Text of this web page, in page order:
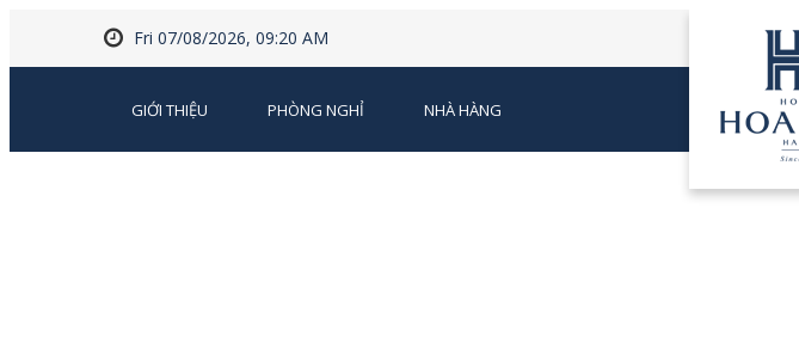
Fri 07/08/2026, 09:20 AM
GIỚI THIỆU PHÒNG NGHỈ NHÀ HÀNG